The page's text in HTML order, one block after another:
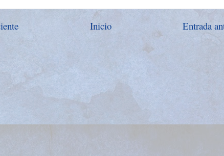
Entrada
Inicio